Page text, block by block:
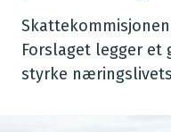
Forslaget legger et
styrke